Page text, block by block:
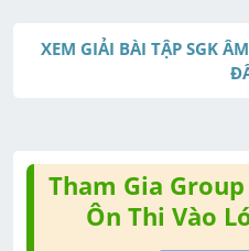
XEM GIẢI BÀI TẬP SGK
Tham Gia
Ôn Thi Vào